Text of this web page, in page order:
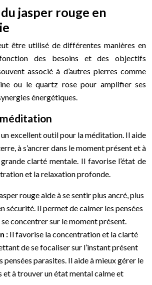
jasper rouge en
être utilisé de différentes manières en
des besoins et des objectifs
associé à d’autres pierres comme
ou le quartz rose pour amplifier ses
énergétiques.
un excellent outil pour la méditation. Il aide
à s’ancrer dans le moment présent et à
clarté mentale. Il favorise l’état de
et la relaxation profonde.
rouge aide à se sentir plus ancré, plus
sécurité. Il permet de calmer les pensées
concentrer sur le moment présent.
: Il favorise la concentration et la clarté
de se focaliser sur l’instant présent
pensées parasites. Il aide à mieux gérer le
et à trouver un état mental calme et